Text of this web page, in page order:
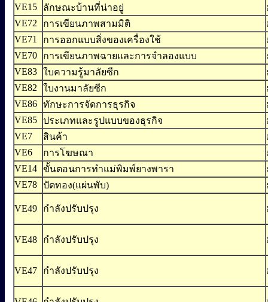
VE15 ลักษณะบ้านที่น่าอยู่
VE72
การเขียนภาพสามมิติ
VE71
การออกแบบสิ่งของเครื่องใช้
VE70
การเขียนภาพฉายและการจำลองแบบ
VE83 ใบความรู้มาลัยซีก
VE82
ใบงานมาลัยซีก
VE86 ทักษะการจัดการธุรกิจ
VE85 ประเภทและรูปแบบของธุรกิจ
VE7
สินค้า
VE6
การโฆษณา
VE14 ขั้นตอนการทำแม่พิมพ์ยางพารา
VE78 ปัดทอง(แผ่นพับ)
VE49 กำลังปรับปรุง
VE48 กำลังปรับปรุง
VE47 กำลังปรับปรุง